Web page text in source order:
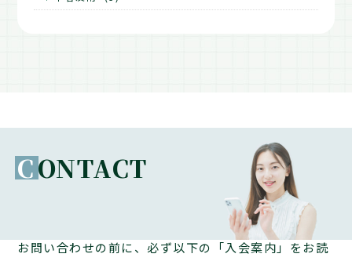
CONTACT
お問い合わせの前に、必ず以下の「入会案内」をお読